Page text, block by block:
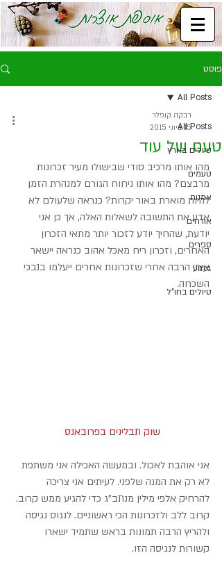
פוסט
All Posts
טיולים בארץ
טעמים
אמנות
אורחים
ספרים
געגוע
טיולים בחו"ל
All Posts
טעם של עוד
רבקה קופלר
15 ביוני 2015
מהו אותו מרכיב סודי שבישולו מעיר זכרונות
מרבצם? מהו אותו ניחוח הגורם למנהרת הזמן
להיות מוארת באור יקרות? כנראה שלעולם לא
אדע את התשובה לשאלות האלה, אך כן אני
יודעת, שהחיך יודע לזכור יותר מתאי הזכרון
האחרים, וזכרון ריח מאכל אהוב כנראה יישאר
איתי הרבה אחרי שזכרונות אחרים ייעלמו בנבכי
השכחה.
שוק תבלינים בפרובאנס
אני אוהבת לאכול. ובמעשה האכילה אני משתפת
לא רק את המנה שלפני. לעיתים אני צריכה
להרחיק אלפי מילין מנתב"ג כדי להגיע ממש קרוב.
קרוב ללב ולזכרונות הכי ראשוניים. לנגוס נגיסה
ולהריץ הרבה תמונות בראש שתמיד ישארו
קשורות לנגיסה הזו.